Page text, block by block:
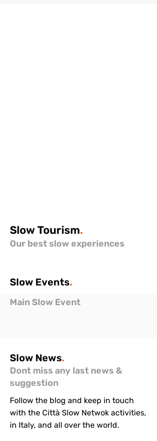
SlowTourism.
Our best slow experiences
Slow Events.
Main Slow Event
Slow News.
Dont miss any last news &
suggestion
Follow the blog and keep in touch
with the Città Slow Netwok activities,
in Italy, and all over the world.